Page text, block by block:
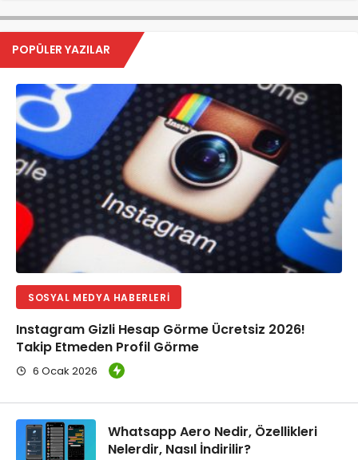
POPÜLER YAZILAR
SOSYAL MEDYA HABERLERI
Instagram Gizli Hesap Görme Ücretsiz 2026!
Takip Etmeden Profil Görme
6 Ocak 2026
Whatsapp Aero Nedir, Özellikleri
Nelerdir, Nasıl İndirilir?